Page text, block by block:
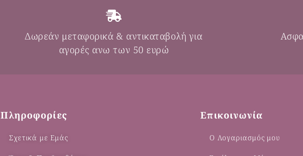
Δωρεάν μεταφορικά & αντικαταβολή για
αγορές ανω των 50 ευρώ
Πληροφορίες
Σχετικά με Εμάς
Επικοινωνία
Ο Λογαριασμός μου